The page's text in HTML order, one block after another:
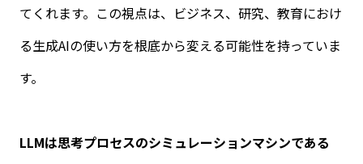
てくれます。この視点は、ビジネス、研究、教育におけ
る生成AIの使い方を根底から変える可能性を持っていま
す。
LLMは思考プロセスのシミュレーションマシンである